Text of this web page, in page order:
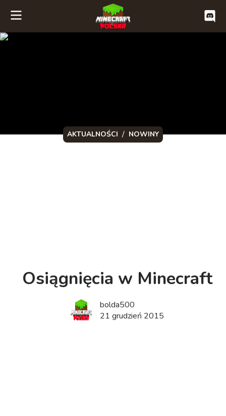
AKTUALNOŚCI / NOWINY
Osiągnięcia w Minecraft
bolda500
21 grudzień 2015